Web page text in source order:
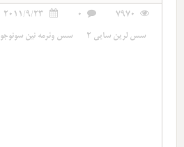
7970
0
2011/9/23
سس لرین سایی 2 سس وئرمه نین سونوجو